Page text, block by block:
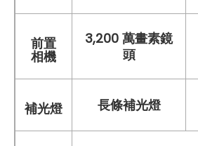
前置
相機
3,200 萬畫素鏡
頭
補光燈 長條補光燈